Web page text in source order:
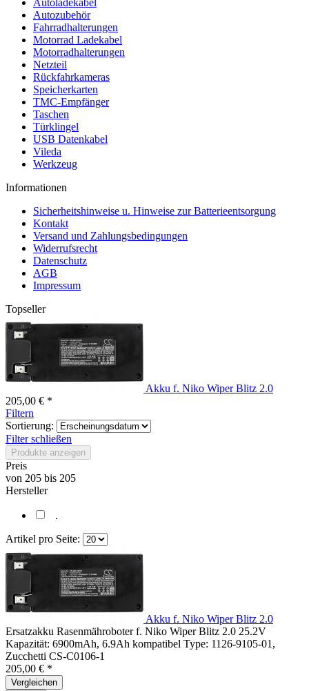
Autoladekabel
Autozubehör
Fahrradhalterungen
Motorrad Ladekabel
Motorradhalterungen
Netzteil
Rückfahrkameras
Speicherkarten
TMC-Empfänger
Taschen
Türklingel
USB Datenkabel
Vileda
Werkzeug
Informationen
Sicherheitshinweise u. Hinweise zur Batterieentsorgung
Kontakt
Versand und Zahlungsbedingungen
Widerrufsrecht
Datenschutz
AGB
Impressum
Topseller
Akku f. Niko Wiper Blitz 2.0
205,00 € *
Filtern
Sortierung:
Filter schließen
Produkte anzeigen
Preis
von 205 bis 205
Hersteller
.
Artikel pro Seite:
Akku f. Niko Wiper Blitz 2.0
Ersatzakku Rasenmähroboter f. Niko Wiper Blitz 2.0 25.2V
Kapazität: 6900mAh, 6.9Ah kompatibel Type: 1126-9105-01,
Zucchetti CS-C0106-1
205,00 € *
Vergleichen